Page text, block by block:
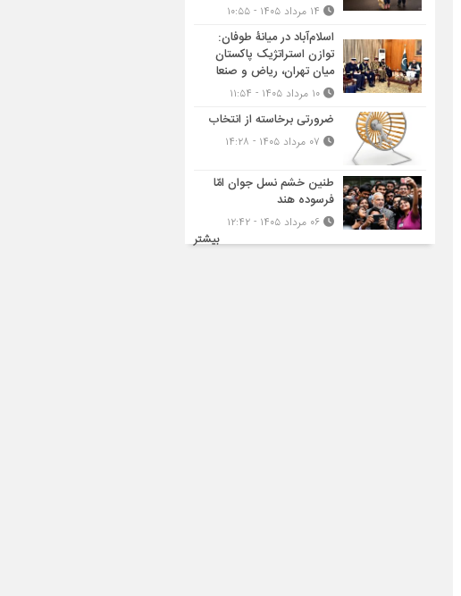
اسلام‌آباد در میانۀ طوفان:
توازن استراتژیک پاکستان
میان تهران، ریاض و صنعا
ضرورتی برخاسته از انتخاب
طنین خشم نسل جوان امّا
فرسوده هند
بیشتر